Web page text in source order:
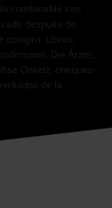
combinable con
después de
compra. Libros,
Die Ärzte,
Onkelz, cheques-
de la